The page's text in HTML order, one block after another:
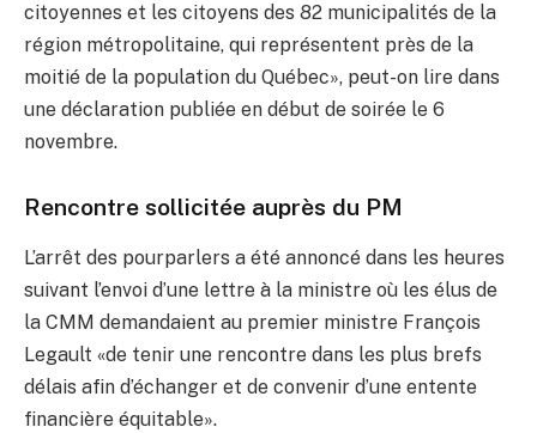
citoyennes et les citoyens des 82 municipalités de la
région métropolitaine, qui représentent près de la
moitié de la population du Québec», peut-on lire dans
une déclaration publiée en début de soirée le 6
novembre.
Rencontre sollicitée auprès du PM
L’arrêt des pourparlers a été annoncé dans les heures
suivant l’envoi d’une lettre à la ministre où les élus de
la CMM demandaient au premier ministre François
Legault «de tenir une rencontre dans les plus brefs
délais afin d’échanger et de convenir d’une entente
financière équitable».